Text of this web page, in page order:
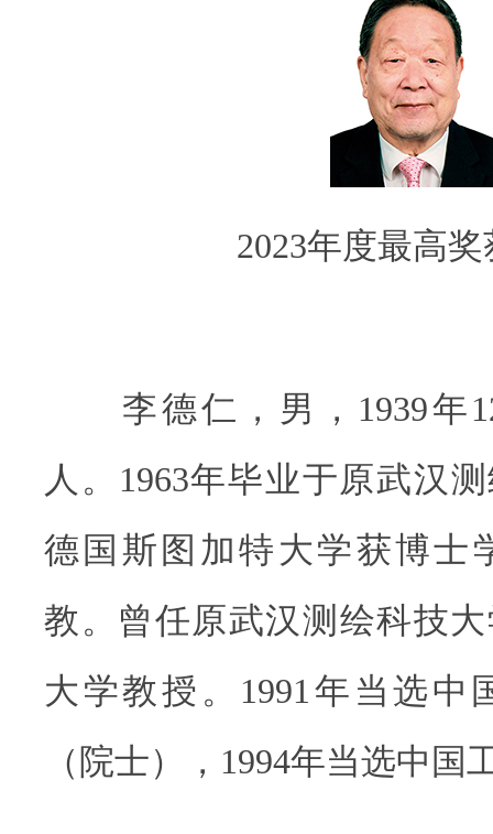
2023年度最高
李德仁，男，1939年
人。1963年毕业于原武汉
德国斯图加特大学获博士
教。曾任原武汉测绘科技
大学教授。1991年当选中
（院士），1994年当选中国